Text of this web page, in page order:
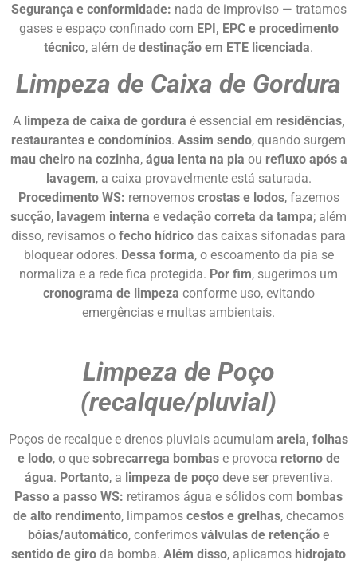
Segurança e conformidade: nada de improviso — tratamos
gases e espaço confinado com EPI, EPC e procedimento
técnico, além de destinação em ETE licenciada.
Limpeza de Caixa de Gordura
A limpeza de caixa de gordura é essencial em residências,
restaurantes e condomínios. Assim sendo, quando surgem
mau cheiro na cozinha, água lenta na pia ou refluxo após a
lavagem, a caixa provavelmente está saturada.
Procedimento WS: removemos crostas e lodos, fazemos
sucção, lavagem interna e vedação correta da tampa; além
disso, revisamos o fecho hídrico das caixas sifonadas para
bloquear odores. Dessa forma, o escoamento da pia se
normaliza e a rede fica protegida. Por fim, sugerimos um
cronograma de limpeza conforme uso, evitando
emergências e multas ambientais.
Limpeza de Poço
(recalque/pluvial)
Poços de recalque e drenos pluviais acumulam areia, folhas
e lodo, o que sobrecarrega bombase provoca retorno de
água. Portanto, a limpeza de poçodeve ser preventiva.
Passo a passo WS: retiramos água e sólidos com bombas
de alto rendimento, limpamos cestos e grelhas, checamos
bóias/automático, conferimos válvulas de retenção e
sentido de giro da bomba. Além disso, aplicamos hidrojato